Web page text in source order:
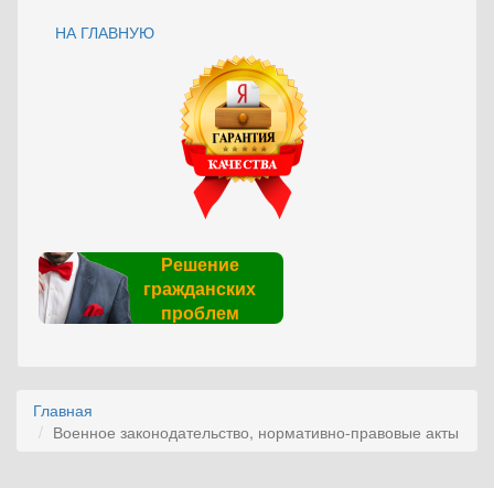
НА ГЛАВНУЮ
Решение
гражданских
проблем
Главная
Военное законодательство, нормативно-правовые акты